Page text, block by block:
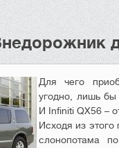
Для чего
угодно, лишь
И Infiniti QX56 –
Исходя из этого
слонопотама